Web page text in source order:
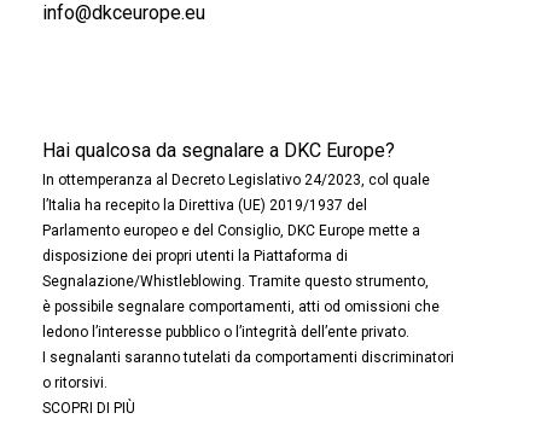
info@dkceurope.eu
Hai qualcosa da segnalare a DKC Europe?
In ottemperanza al Decreto Legislativo 24/2023, col quale
l’Italia ha recepito la Direttiva (UE) 2019/1937 del
Parlamento europeo e del Consiglio, DKC Europe mette a
disposizione dei propri utenti la Piattaforma di
Segnalazione/Whistleblowing. Tramite questo strumento,
è possibile segnalare comportamenti, atti od omissioni che
ledono l’interesse pubblico o l’integrità dell’ente privato.
I segnalanti saranno tutelati da comportamenti discriminatori
o ritorsivi.
SCOPRI DI PIÙ